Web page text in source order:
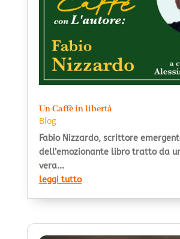
Un Caffè in libertà
Blog
Fabio Nizzardo, scrittore
dell’emozionante libro tratto da
vera...
leggi tutto